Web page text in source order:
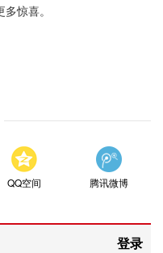
惊喜。
QQ空间 腾讯微博
登录